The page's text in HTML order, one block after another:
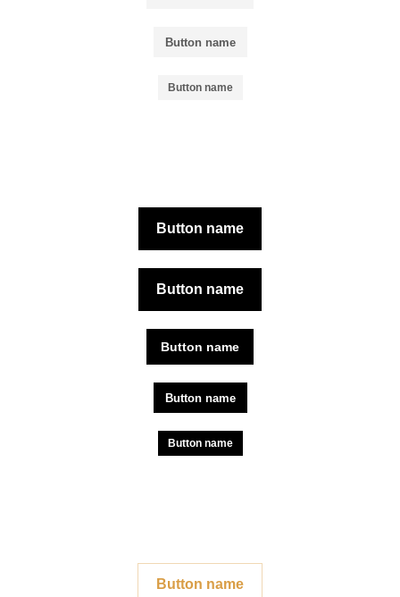
Button name
Button name
Button name
Button name
Button name
Button name
Button name
Button name